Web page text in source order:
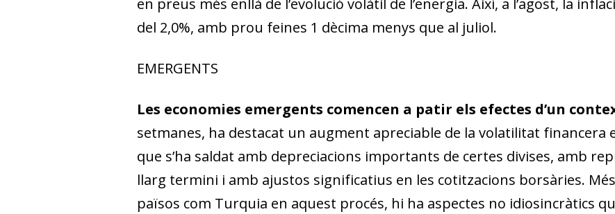
del 2,0%, amb prou feines 1 dècima menys que al juliol.
EMERGENTS
Les economies emergents comencen a patir els efectes d’un
setmanes, ha destacat un augment apreciable de la volatilitat financera
que s’ha saldat amb depreciacions importants de certes divises, amb
llarg termini i amb ajustos significatius en les cotitzacions borsàries.
països com Turquia en aquest procés, hi ha aspectes no idiosincràtics